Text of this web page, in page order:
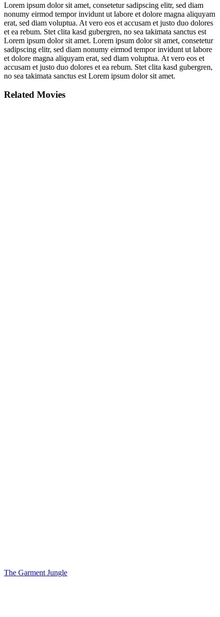
Lorem ipsum dolor sit amet, consetetur sadipscing elitr, sed diam
nonumy eirmod tempor invidunt ut labore et dolore magna aliquyam
erat, sed diam voluptua. At vero eos et accusam et justo duo dolores
et ea rebum. Stet clita kasd gubergren, no sea takimata sanctus est
Lorem ipsum dolor sit amet. Lorem ipsum dolor sit amet, consetetur
sadipscing elitr, sed diam nonumy eirmod tempor invidunt ut labore
et dolore magna aliquyam erat, sed diam voluptua. At vero eos et
accusam et justo duo dolores et ea rebum. Stet clita kasd gubergren,
no sea takimata sanctus est Lorem ipsum dolor sit amet.
Related Movies
The Garment Jungle